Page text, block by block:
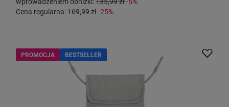
Cena regularna:169,99 zł-25%
PROMOCJA BESTSELLER